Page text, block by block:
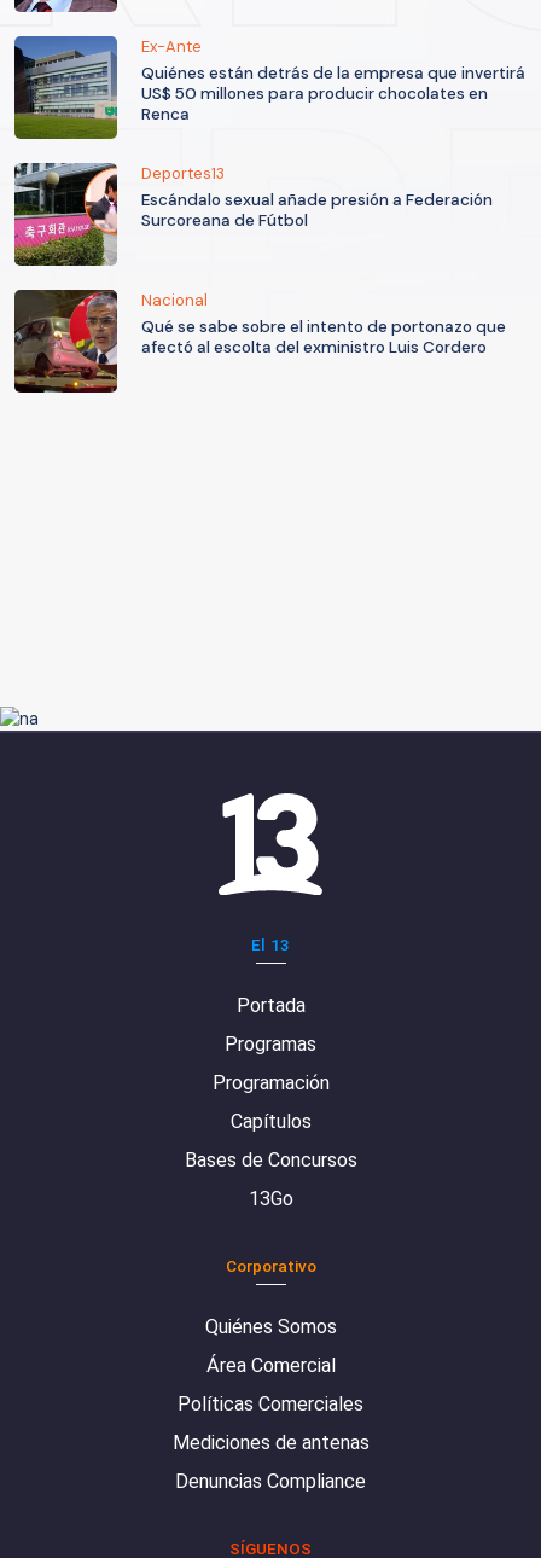
Ex-Ante
Quiénes están detrás de la empresa que invertirá
US$ 50 millones para producir chocolates en
Renca
Deportes13
Escándalo sexual añade presión a Federación
Surcoreana de Fútbol
Nacional
Qué se sabe sobre el intento de portonazo que
afectó al escolta del exministro Luis Cordero
El 13
Portada
Programas
Programación
Capítulos
Bases de Concursos
13Go
Corporativo
Quiénes Somos
Área Comercial
Políticas Comerciales
Mediciones de antenas
Denuncias Compliance
SÍGUENOS